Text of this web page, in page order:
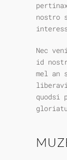
nostro
Nec
id
mel an
quodsi